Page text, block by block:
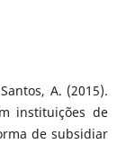
A. (2015).
instituições de
de subsidiar